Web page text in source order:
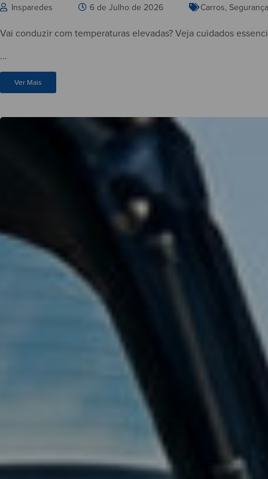
Insparedes 6 de Julho de 2026 Carros, Segurança
Vai conduzir com temperaturas elevadas? Veja cuidados
...
Ver Mais